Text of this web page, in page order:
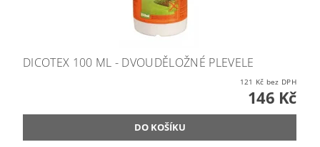
DICOTEX 100 ML - DVOUDĚLOŽNÉ PLEVELE
121 Kč bez DPH
146 Kč